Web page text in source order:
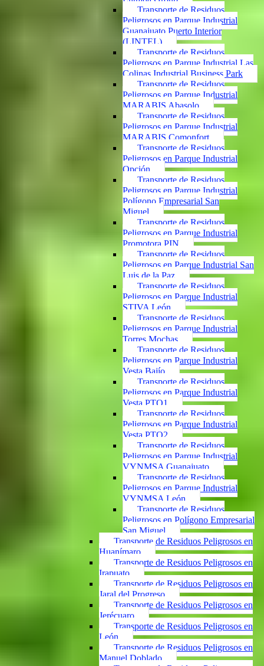
Transporte de Residuos
Peligrosos en Parque Industrial
Guanajuato Puerto Interior
(LINTEL)
Transporte de Residuos
Peligrosos en Parque Industrial Las
Colinas Industrial Business Park
Transporte de Residuos
Peligrosos en Parque Industrial
MARABIS Abasolo
Transporte de Residuos
Peligrosos en Parque Industrial
MARABIS Comonfort
Transporte de Residuos
Peligrosos en Parque Industrial
Opción
Transporte de Residuos
Peligrosos en Parque Industrial
Polígono Empresarial San
Miguel
Transporte de Residuos
Peligrosos en Parque Industrial
Promotora PIN
Transporte de Residuos
Peligrosos en Parque Industrial San
Luis de la Paz
Transporte de Residuos
Peligrosos en Parque Industrial
STIVA León
Transporte de Residuos
Peligrosos en Parque Industrial
Torres Mochas
Transporte de Residuos
Peligrosos en Parque Industrial
Vesta Bajío
Transporte de Residuos
Peligrosos en Parque Industrial
Vesta PTO1
Transporte de Residuos
Peligrosos en Parque Industrial
Vesta PTO2
Transporte de Residuos
Peligrosos en Parque Industrial
VYNMSA Guanajuato
Transporte de Residuos
Peligrosos en Parque Industrial
VYNMSA León
Transporte de Residuos
Peligrosos en Polígono Empresarial
San Miguel
Transporte de Residuos Peligrosos en
Huanímaro
Transporte de Residuos Peligrosos en
Irapuato
Transporte de Residuos Peligrosos en
Jaral del Progreso
Transporte de Residuos Peligrosos en
Jerécuaro
Transporte de Residuos Peligrosos en
León
Transporte de Residuos Peligrosos en
Manuel Doblado